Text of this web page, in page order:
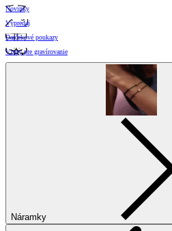
Novinky
Výpredaj
Darčekové poukazy
Vzory pre gravírovanie
Náramky